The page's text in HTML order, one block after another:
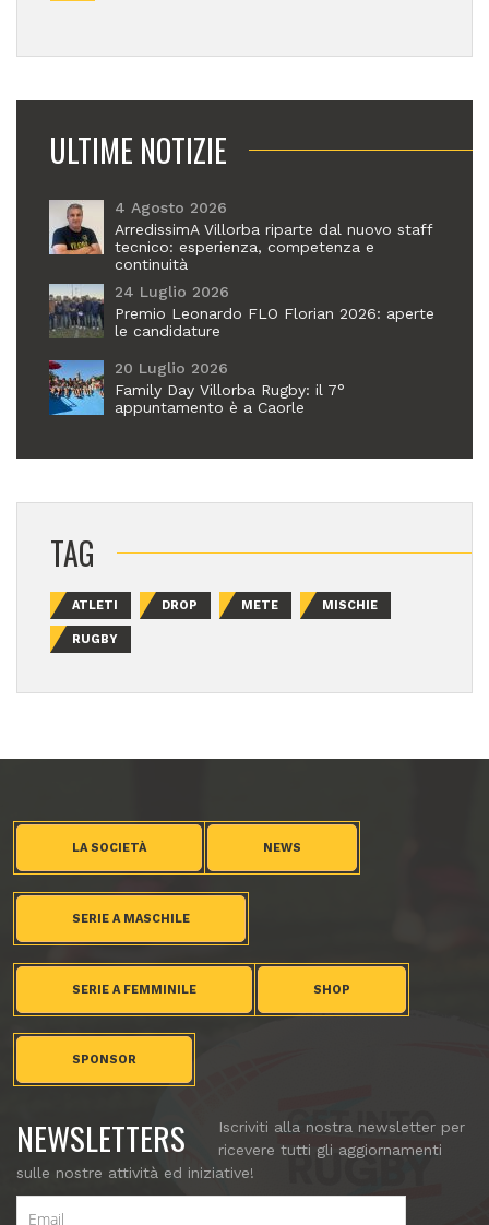
ULTIME NOTIZIE
4 Agosto 2026
ArredissimA Villorba riparte dal nuovo staff
tecnico: esperienza, competenza e
continuità
24 Luglio 2026
Premio Leonardo FLO Florian 2026: aperte
le candidature
20 Luglio 2026
Family Day Villorba Rugby: il 7°
appuntamento è a Caorle
TAG
ATLETI DROP METE MISCHIE
RUGBY
LA SOCIETÀ NEWS
SERIE A MASCHILE
SERIE A FEMMINILE SHOP
SPONSOR
NEWSLETTERS
Iscriviti alla nostra newsletter per
ricevere tutti gli aggiornamenti
sulle nostre attività ed iniziative!